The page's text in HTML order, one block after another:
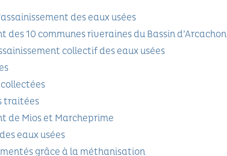
des eaux usées
des 10 communes riveraines du Bassin d’Arcachon
collectif des eaux usées
traitées
de Mios et Marcheprime
eaux usées
grâce à la méthanisation